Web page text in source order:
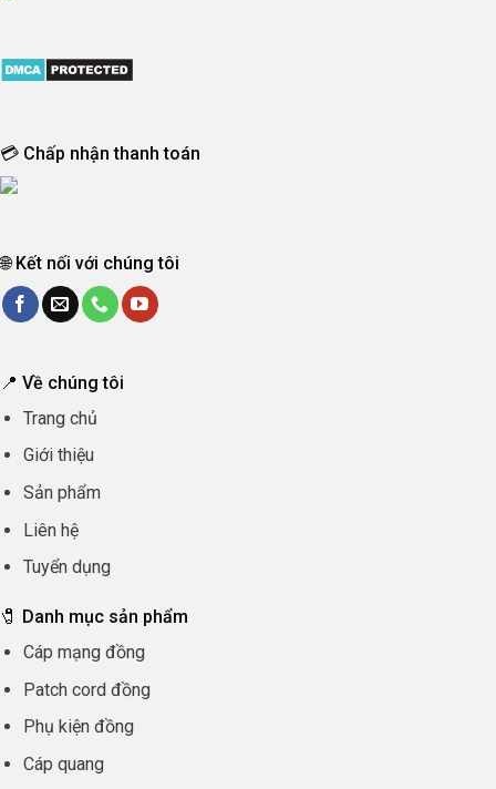
💳 Chấp nhận thanh toán
🌐 Kết nối với chúng tôi
📍 Về chúng tôi
Trang chủ
Giới thiệu
Sản phẩm
Liên hệ
Tuyển dụng
🧷 Danh mục sản phẩm
Cáp mạng đồng
Patch cord đồng
Phụ kiện đồng
Cáp quang